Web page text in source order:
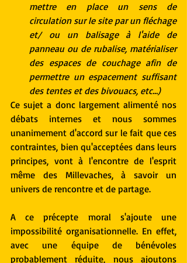
mettre en place un sens de
circulation sur le site par un fléchage
et/ ou un balisage à l'aide de
panneau ou de rubalise, matérialiser
des espaces de couchage afin de
permettre un espacement suffisant
des tentes et des bivouacs, etc...)
Ce sujet a donc largement alimenté nos
débats internes et nous sommes
unanimement d'accord sur le fait que ces
contraintes, bien qu'acceptées dans leurs
principes, vont à l'encontre de l'esprit
même des Millevaches, à savoir un
univers de rencontre et de partage.
A ce précepte moral s'ajoute une
impossibilité organisationnelle. En effet,
avec une équipe de bénévoles
probablement réduite, nous ajoutons